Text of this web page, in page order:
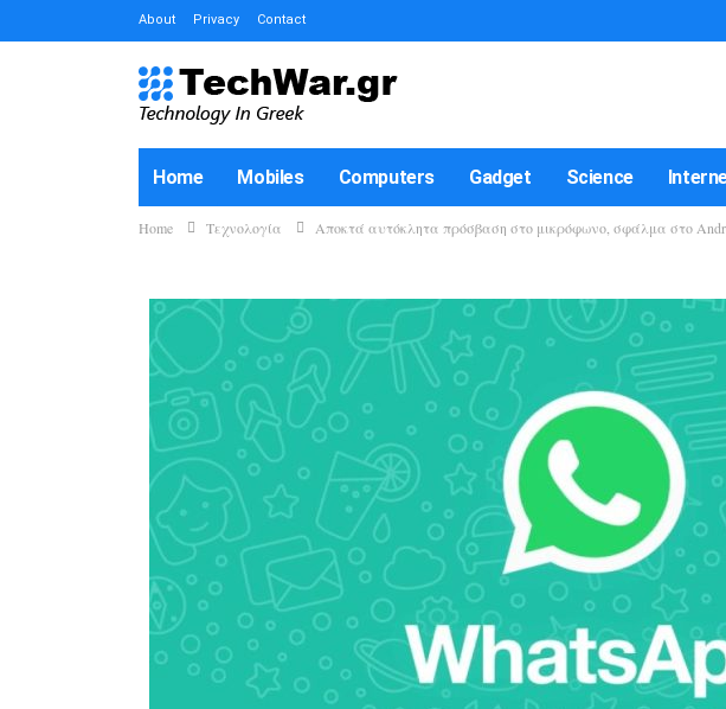
About Privacy Contact
Home Mobiles Computers Gadget Science
How-To
Home Τεχνολογία Αποκτά αυτόκλητα πρόσβαση στο μικρόφωνο, σφάλμα στο